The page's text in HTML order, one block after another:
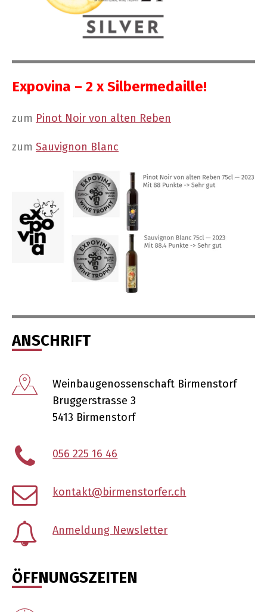
Expo­vina – 2 x Silbermedaille!
zum Pinot Noir von alten Reben
zum Sau­vi­gnon Blanc
ANSCHRIFT
Wein­bau­ge­nos­sen­schaft Birmenstorf
Brug­ger­stras­se 3
5413 Birmenstorf
056 225 16 46
kontakt@birmenstorfer.ch
Anmel­dung Newsletter
ÖFF­NUNGS­ZEI­TEN